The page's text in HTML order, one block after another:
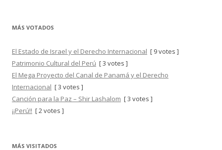
MÁS VOTADOS
El Estado de Israel y el Derecho Internacional [ 9 votes ]
Patrimonio Cultural del Perú [ 3 votes ]
El Mega Proyecto del Canal de Panamá y el Derecho
Internacional [ 3 votes ]
Canción para la Paz – Shir Lashalom [ 3 votes ]
¡¡Perú!! [ 2 votes ]
MÁS VISITADOS